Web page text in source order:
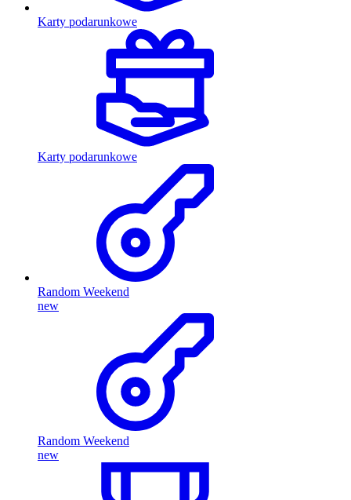
Karty podarunkowe
Karty podarunkowe
Random Weekend
new
Random Weekend
new